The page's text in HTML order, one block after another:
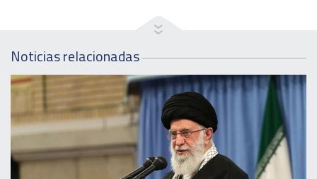
Noticias relacionadas